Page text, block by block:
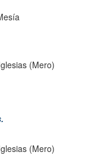
(Mero)
(Mero)